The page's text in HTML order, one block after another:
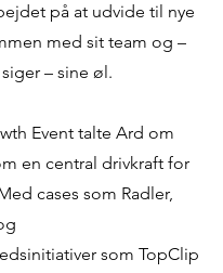
på at udvide til nye
med sit team og –
– sine øl.
Event talte Ard om
en central drivkraft for
cases som Radler,
som TopClip